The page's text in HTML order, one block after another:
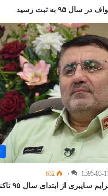
۹۵ به ثبت رسید
1395-03- ۰ 632